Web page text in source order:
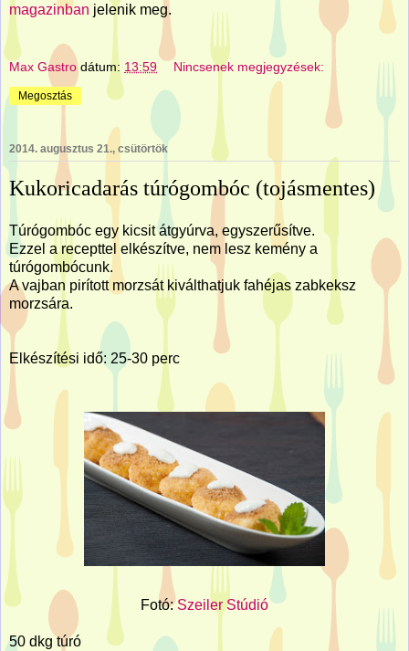
magazinban jelenik meg.
Max Gastro dátum: 13:59 Nincsenek megjegyzések:
Megosztás
2014. augusztus 21., csütörtök
Kukoricadarás túrógombóc (tojásmentes)
Túrógombóc egy kicsit átgyúrva, egyszerűsítve.
Ezzel a recepttel elkészítve, nem lesz kemény a
túrógombócunk.
A vajban pirított morzsát kiválthatjuk fahéjas zabkeksz
morzsára.
Elkészítési idő: 25-30 perc
Fotó:Szeiler Stúdió
50 dkg túró